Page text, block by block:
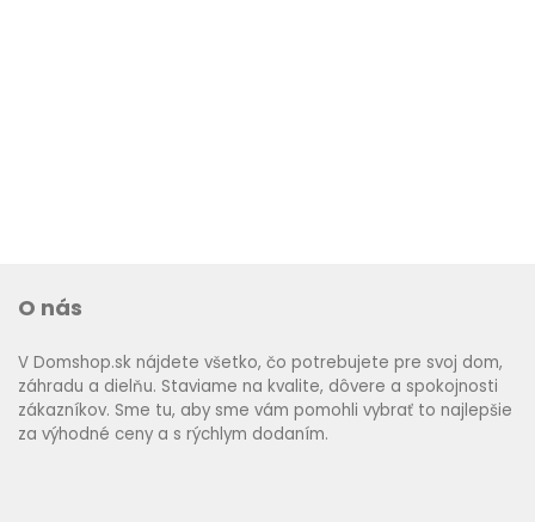
O nás
V Domshop.sk nájdete všetko, čo potrebujete pre svoj dom,
záhradu a dielňu. Staviame na kvalite, dôvere a spokojnosti
zákazníkov. Sme tu, aby sme vám pomohli vybrať to najlepšie
za výhodné ceny a s rýchlym dodaním.